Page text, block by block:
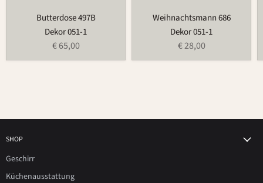
Butterdose 497B
Dekor 051-1
€ 65,00
Weihnachtsmann 686
Dekor 051-1
€ 28,00
SHOP
Geschirr
Küchenausstattung